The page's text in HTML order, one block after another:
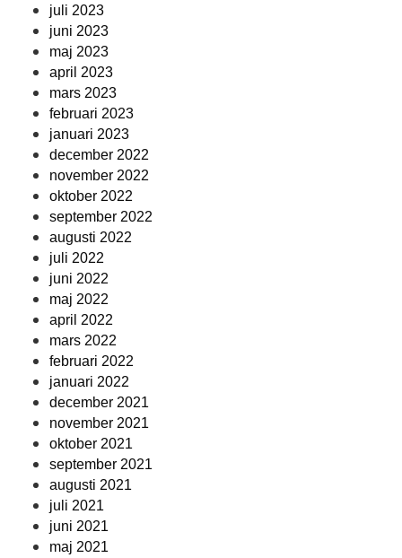
juli 2023
juni 2023
maj 2023
april 2023
mars 2023
februari 2023
januari 2023
december 2022
november 2022
oktober 2022
september 2022
augusti 2022
juli 2022
juni 2022
maj 2022
april 2022
mars 2022
februari 2022
januari 2022
december 2021
november 2021
oktober 2021
september 2021
augusti 2021
juli 2021
juni 2021
maj 2021